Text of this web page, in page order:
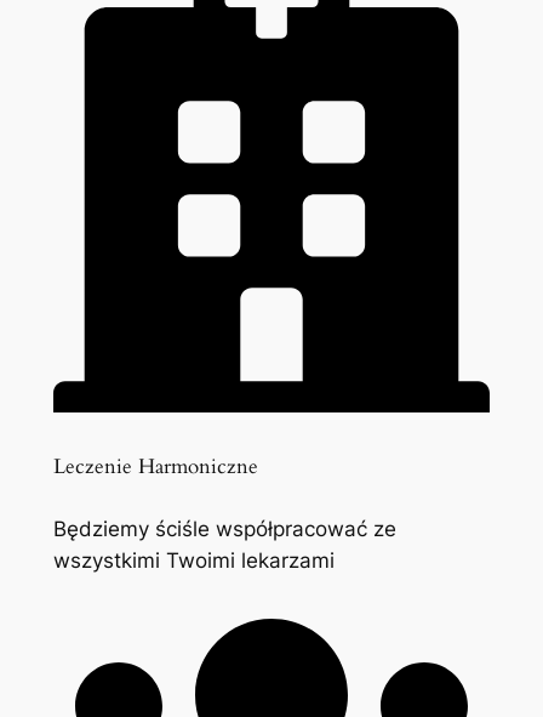
Leczenie Harmoniczne
Będziemy ściśle współpracować ze
wszystkimi Twoimi lekarzami